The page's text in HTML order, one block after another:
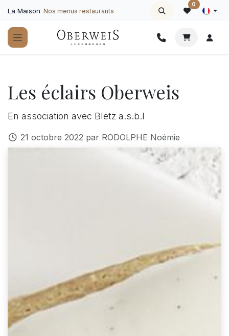
La Maison Nos menus restaurants
0
Les éclairs Oberweis
En association avec Blëtz a.s.b.l
21 octobre 2022 par RODOLPHE Noémie